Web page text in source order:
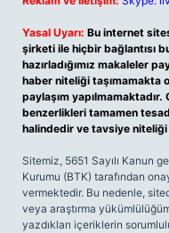
Yasal Uyarı: Bu internet
şirketi ile hiçbir bağlantısı
hazırladığımız makaleler
haber niteliği taşımamakta
paylaşım
benzerlikleri tamamen
halindedir ve tavsiye niteliği
Sitemiz, 5651 Sayılı Kanun
Kurumu (BTK) tarafından
vermektedir. Bu nedenle,
veya araştırma
yazdıkları içeriklerin